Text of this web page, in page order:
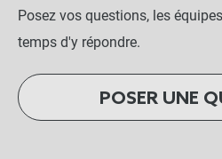
Posez vos questions, les
temps d'y répondre.
POSER UNE